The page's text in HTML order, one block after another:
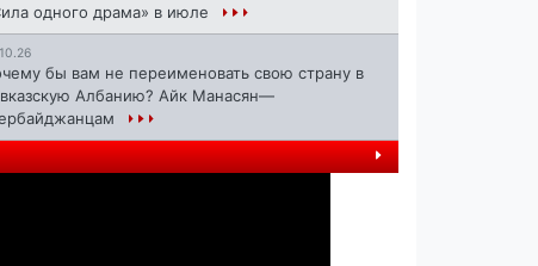
одного драма» в июле
бы вам не переименовать свою страну в
Албанию? Айк Манасян—